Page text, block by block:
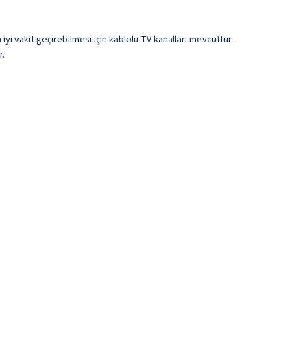
vakit geçirebilmesi için kablolu TV kanalları mevcuttur.